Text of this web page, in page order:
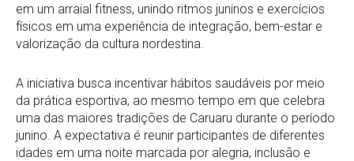
em um arraial fitness, unindo ritmos juninos e exercícios
físicos em uma experiência de integração, bem-estar e
valorização da cultura nordestina.
A iniciativa busca incentivar hábitos saudáveis por meio
da prática esportiva, ao mesmo tempo em que celebra
uma das maiores tradições de Caruaru durante o período
junino. A expectativa é reunir participantes de diferentes
idades em uma noite marcada por alegria, inclusão e